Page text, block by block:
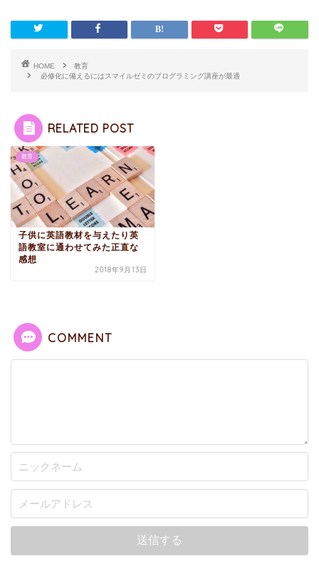
HOME
教育
必修化に備えるにはスマイルゼミのプログラミング講座が最適
RELATED POST
教育
子供に英語教材を与えたり英
語教室に通わせてみた正直な
感想
2018年9月13日
COMMENT